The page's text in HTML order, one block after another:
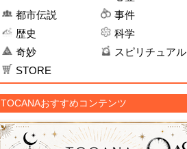
都市伝説
事件
歴史
科学
奇妙
スピリチュアル
STORE
TOCANAおすすめコンテンツ